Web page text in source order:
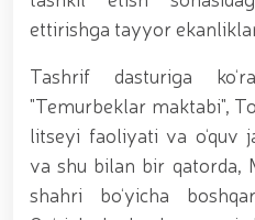
poytaxtimizdagi manzilli
bilan uchrashib, ular bilan
shaxslar yashash
o‘tkazildi. // “8-mart –
munosabati bilan Milliy
yuritib kyelayotgan
tadbiri tashkil etildi //
korrupsiyadan xoli muhitni
ettirishga tayyor
Tashrif dasturiga
"Temurbeklar maktabi",
litseyi faoliyati va o‘quv
va shu bilan bir qatorda,
shahri bo‘yicha